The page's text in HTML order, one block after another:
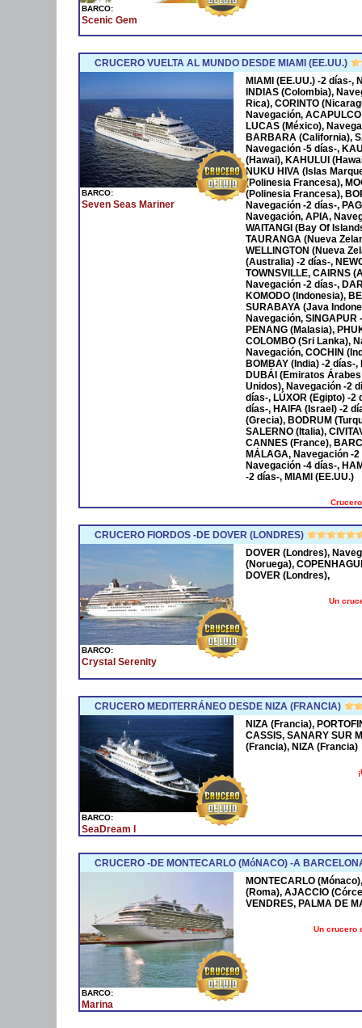
BARCO:
Scenic Gem
CRUCERO VUELTA AL MUNDO DESDE MIAMI (EE.UU.)
BARCO:
Seven Seas Mariner
MIAMI (EE.UU.) -2 días-,
INDIAS (Colombia),
Rica), CORINTO
Navegación,
LUCAS (México),
BARBARA (California),
Navegación -5 días-,
(Hawai), KAHULUI
NUKU HIVA (Islas
(Polinesia Francesa),
(Polinesia Francesa),
Navegación -2 días-,
Navegación, APIA,
WAITANGI (Bay Of
TAURANGA (Nueva
WELLINGTON (Nueva
(Australia) -2 días-,
TOWNSVILLE, CAIRNS
Navegación -2 días-,
KOMODO (Indonesia),
SURABAYA (Java
Navegación, SINGAPUR
PENANG (Malasia),
COLOMBO (Sri Lanka),
Navegación, COCHIN
BOMBAY (India) -2 días-
DUBÁI (Emiratos
Unidos), Navegación -2
días-, LÚXOR (Egipto) -
días-, HAIFA (Israel) -2
(Grecia), BODRUM
SALERNO (Italia),
CANNES (France),
MÁLAGA, Navegación -
Navegación -4 días-,
-2 días-, MIAMI (EE.UU.)
CRUCERO FIORDOS -DE DOVER (LONDRES)
BARCO:
Crystal Serenity
DOVER (Londres),
(Noruega),
DOVER (Londres),
Un
CRUCERO MEDITERRÁNEO DESDE NIZA (FRANCIA)
BARCO:
SeaDream I
NIZA (Francia),
CASSIS, SANARY SUR
(Francia), NIZA (Francia)
CRUCERO -DE MONTECARLO (MóNACO) -A
BARCO:
Marina
MONTECARLO
(Roma), AJACCIO
VENDRES, PALMA DE
Un crucero